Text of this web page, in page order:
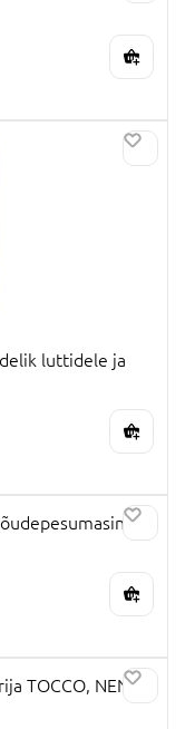
luttidele ja
TOCCO, NEN-